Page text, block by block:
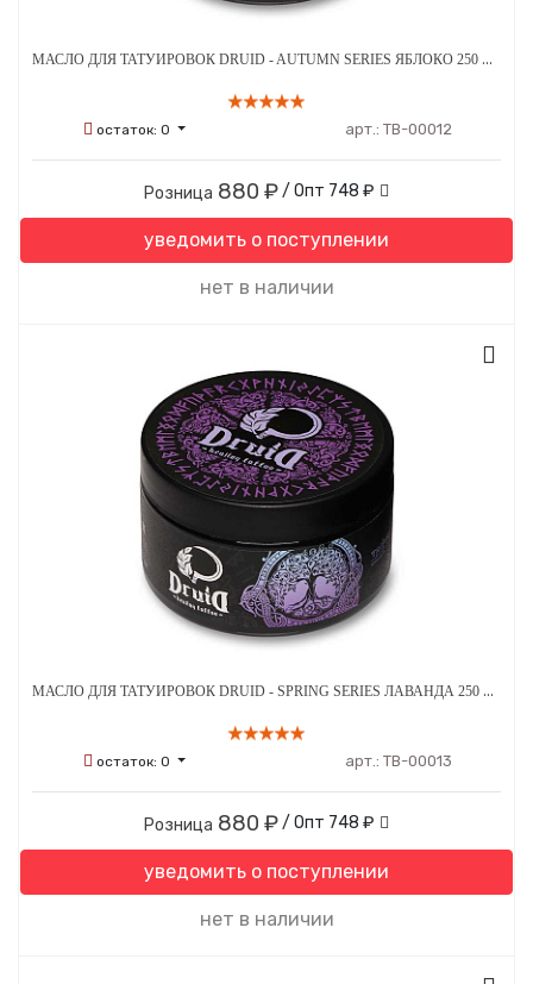
МАСЛО ДЛЯ ТАТУИРОВОК DRUID - AUTUMN SERIES ЯБЛОКО 250 МЛ
остаток: 0 арт.: ТВ-00012
Розница 880 ₽/ Опт 748 ₽
уведомить о поступлении
нет в наличии
МАСЛО ДЛЯ ТАТУИРОВОК DRUID - SPRING SERIES ЛАВАНДА 250 МЛ
остаток: 0 арт.: ТВ-00013
Розница 880 ₽/ Опт 748 ₽
уведомить о поступлении
нет в наличии